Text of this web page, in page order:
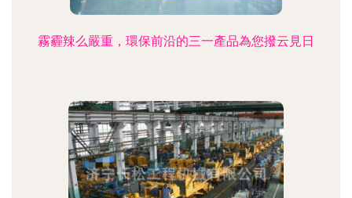
霧霾辣么嚴重，環保前沿的三一產品為您撥云見日